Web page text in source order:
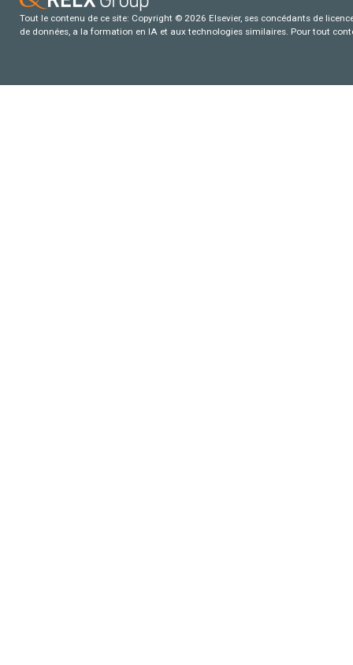
Tout le contenu de ce site: Copyright © 2026 Elsevier, ses concédants de
de données, a la formation en IA et aux technologies similaires. Pour tout